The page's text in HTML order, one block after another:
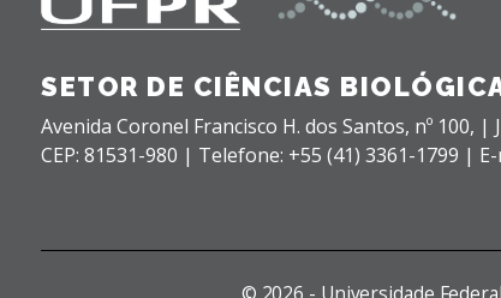
SETOR DE CIÊNCIAS
Avenida Coronel Francisco H. dos Santos, nº 100, |
CEP: 81531-980 | Telefone: +55 (41) 3361-1799 |